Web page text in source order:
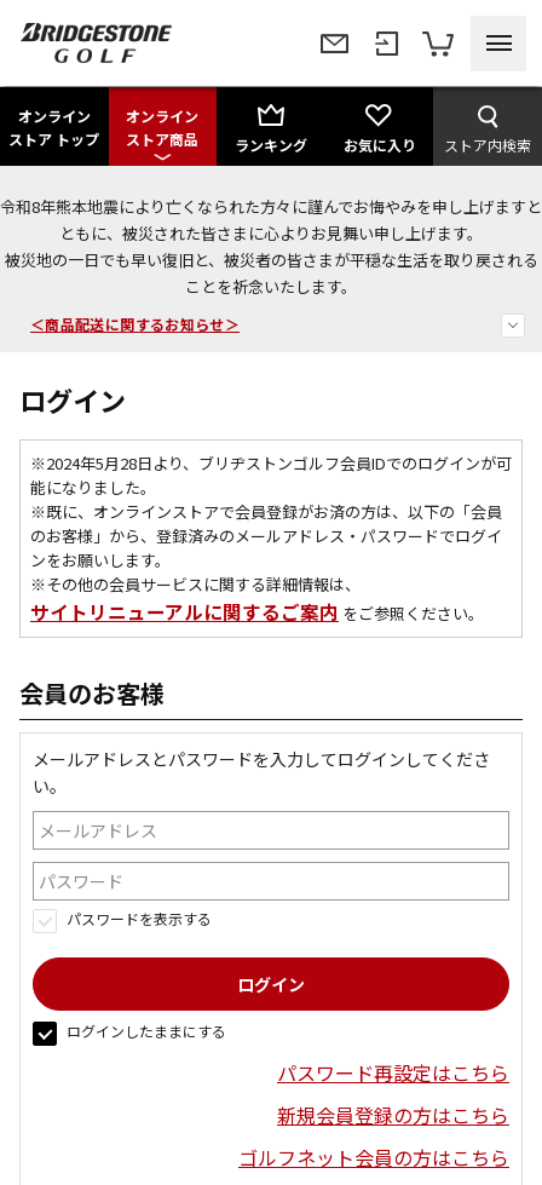
オンライン
ストア トップ
オンライン
ストア商品
ランキング お気に入り ストア内検索
令和8年熊本地震により亡くなられた方々に謹んでお悔やみを申し上げますと
ともに、被災された皆さまに心よりお見舞い申し上げます。
被災地の一日でも早い復旧と、被災者の皆さまが平穏な生活を取り戻される
ことを祈念いたします。
＜夏季休暇中のご注文・発送・お問い合わせ＞
今なら新規会員登録で1,000円OFFクーポンプレゼント！
＜商品配送に関するお知らせ＞
ログイン
※2024年5月28日より、ブリヂストンゴルフ会員IDでのログインが可
能になりました。
※既に、 オンラインストアで会員登録がお済の方は、以下の「会員
のお客様」から、登録済みのメールアドレス・パスワードでログイ
ンをお願いします。
※その他の会員サービスに関する詳細情報は、
サイトリニューアルに関するご案内 をご参照ください。
会員のお客様
メールアドレスとパスワードを入力してログインしてくださ
い。
パスワードを表示する
ログインしたままにする
パスワード再設定はこちら
新規会員登録の方はこちら
ゴルフネット会員の方はこちら